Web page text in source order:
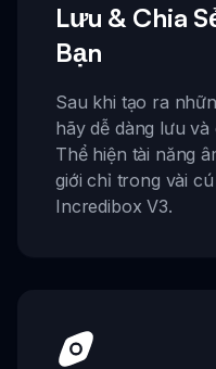
Lưu & Chia
Bạn
Sau khi tạo ra
hãy dễ dàng lưu
Thể hiện tài năng
giới chỉ trong vài
Incredibox V3.